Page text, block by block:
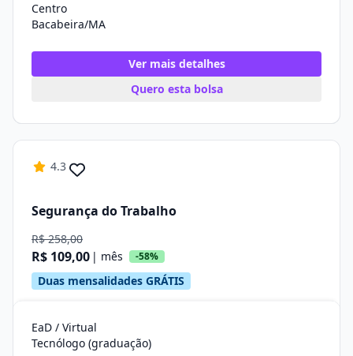
Centro
Bacabeira/MA
Ver mais detalhes
Quero esta bolsa
4.3
Segurança do Trabalho
R$ 258,00
R$ 109,00 | mês -58%
Duas mensalidades GRÁTIS
EaD / Virtual
Tecnólogo (graduação)